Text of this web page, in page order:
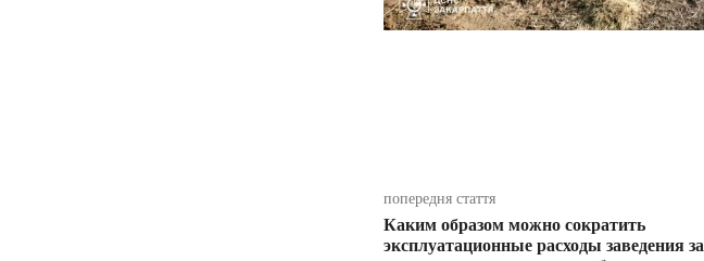
попередня стаття
Каким образом можно сократить
эксплуатационные расходы заведения за